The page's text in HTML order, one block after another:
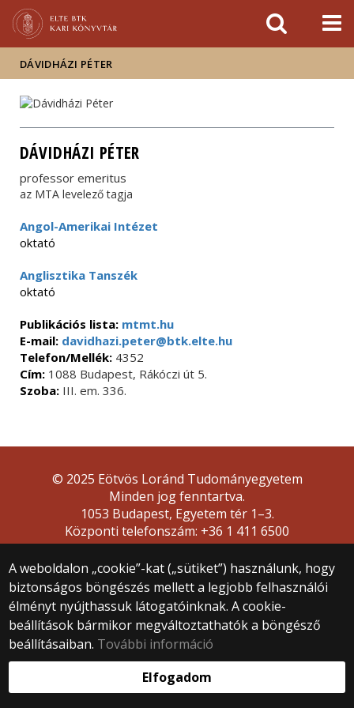
sajtóban
DÁVIDHÁZI PÉTER
DÁVIDHÁZI PÉTER
professor emeritus
az MTA levelező tagja
Angol-Amerikai Intézet
oktató
Anglisztika Tanszék
oktató
Publikációs lista: mtmt.hu
E-mail: davidhazi.peter@btk.elte.hu
Telefon/Mellék: 4352
Cím: 1088 Budapest, Rákóczi út 5.
Szoba: III. em. 336.
A weboldalon „cookie”-kat („sütiket”) használunk, hogy
biztonságos böngészés mellett a legjobb felhasználói
élményt nyújthassuk látogatóinknak. A cookie-
beállítások bármikor megváltoztathatók a böngésző
beállításaiban. További információ
Elfogadom
© 2025 Eötvös Loránd Tudományegyetem
Minden jog fenntartva.
1053 Budapest, Egyetem tér 1–3.
Központi telefonszám: +36 1 411 6500